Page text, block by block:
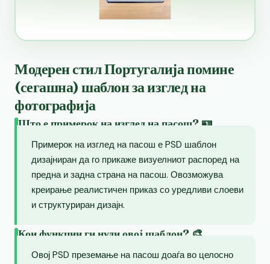
Модерен стил Португалија помине
(сегашна) шаблон за изглед на
фотографија
Што е примерок на изглед на пасош? 🪪
Примерок на изглед на пасош е PSD шаблон
дизајниран да го прикаже визуелниот распоред на
предна и задна страна на пасош. Овозможува
креирање реалистичен приказ со уредливи слоеви
и структуриран дизајн.
Кои функции ги нуди овој шаблон? 🎨
Овој PSD преземање на пасош доаѓа во целосно